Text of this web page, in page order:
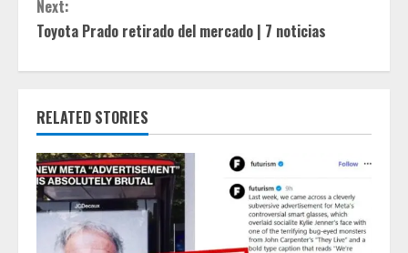
t
i
n
u
e
R
Next:
Toyota Prado retirado del mercado | 7 noticias
RELATED STORIES